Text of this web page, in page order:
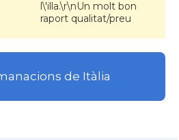
l\'illa.\r\nUn molt bon
raport qualitat/preu
de Itàlia